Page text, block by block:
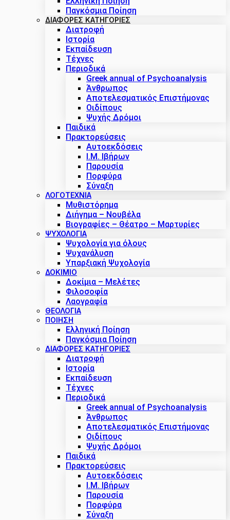
Παγκόσμια Ποίηση
ΔΙΑΦΟΡΕΣ ΚΑΤΗΓΟΡΙΕΣ
Διατροφή
Ιστορία
Εκπαίδευση
Τέχνες
Περιοδικά
Greek annual of Psychoanalysis
Άνθρωπος
Αποτελεσματικός Επιστήμονας
Οιδίπους
Ψυχής Δρόμοι
Παιδικά
Πρακτoρεύσεις
Αυτοεκδόσεις
Ι.Μ. Ιβήρων
Παρουσία
Πορφύρα
Σύναξη
ΛΟΓΟΤΕΧΝΙΑ
Μυθιστόρημα
Διήγημα – Νουβέλα
Βιογραφίες – Θέατρο – Μαρτυρίες
ΨΥΧΟΛΟΓΙΑ
Ψυχολογία για όλους
Ψυχανάλυση
Υπαρξιακή Ψυχολογία
ΔΟΚΊΜΙΟ
Δοκίμια – Μελέτες
Φιλοσοφία
Λαογραφία
ΘΕΟΛΟΓΙΑ
ΠΟΙΗΣΗ
Ελληνική Ποίηση
Παγκόσμια Ποίηση
ΔΙΑΦΟΡΕΣ ΚΑΤΗΓΟΡΙΕΣ
Διατροφή
Ιστορία
Εκπαίδευση
Τέχνες
Περιοδικά
Greek annual of Psychoanalysis
Άνθρωπος
Αποτελεσματικός Επιστήμονας
Οιδίπους
Ψυχής Δρόμοι
Παιδικά
Πρακτoρεύσεις
Αυτοεκδόσεις
Ι.Μ. Ιβήρων
Παρουσία
Πορφύρα
Σύναξη